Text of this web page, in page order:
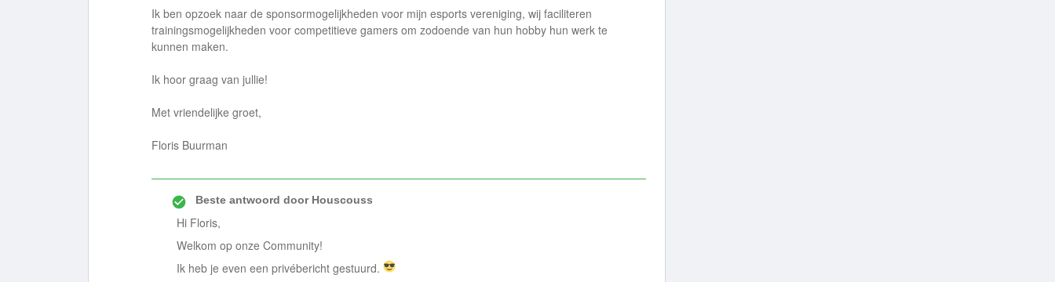
Ik ben opzoek naar de sponsormogelijkheden voor mijn esports vereniging, wij faciliteren
trainingsmogelijkheden voor competitieve gamers om zodoende van hun hobby hun werk te
kunnen maken.
Ik hoor graag van jullie!
Met vriendelijke groet,
Floris Buurman
Beste antwoord doorHouscouss
Hi Floris,
Welkom op onze Community!
Ik heb je even een privébericht gestuurd.